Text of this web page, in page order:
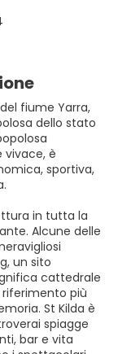
fiume Yarra,
dello stato
vivace, è
sportiva,
in tutta la
Alcune delle
un sito
cattedrale
riferimento più
St Kilda è
spiagge
bar e vita